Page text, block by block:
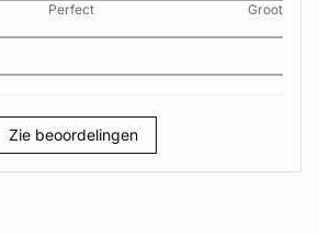
Perfect
Groot
Zie beoordelingen